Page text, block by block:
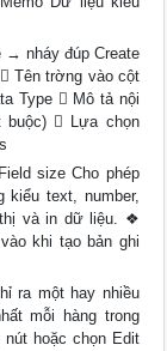
→ nháy đúp Create
Tên trờng vào cột
Type  Mô tả nội
buộc)  Lựa chọn
size Cho phép
text, number,
thị và in dữ liệu. ❖
khi tạo bản ghi
ra một hay nhiều
mỗi hàng trong
nút hoặc chọn Edit